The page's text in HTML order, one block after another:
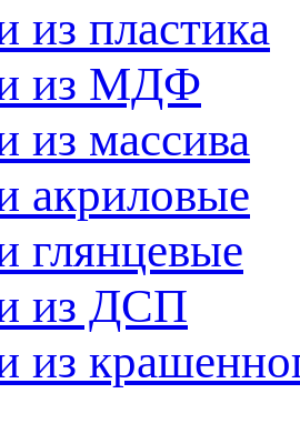
из пластика
из МДФ
из массива
акриловые
глянцевые
из ДСП
из